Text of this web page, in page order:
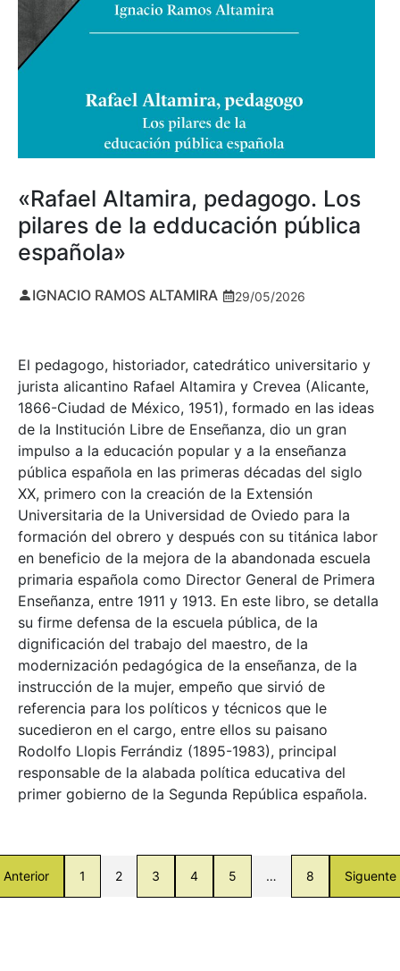
«Rafael Altamira, pedagogo. Los
pilares de la edducación pública
española»
IGNACIO RAMOS ALTAMIRA 29/05/2026
El pedagogo, historiador, catedrático universitario y
jurista alicantino Rafael Altamira y Crevea (Alicante,
1866-Ciudad de México, 1951), formado en las ideas
de la Institución Libre de Enseñanza, dio un gran
impulso a la educación popular y a la enseñanza
pública española en las primeras décadas del siglo
XX, primero con la creación de la Extensión
Universitaria de la Universidad de Oviedo para la
formación del obrero y después con su titánica labor
en beneficio de la mejora de la abandonada escuela
primaria española como Director General de Primera
Enseñanza, entre 1911 y 1913. En este libro, se detalla
su firme defensa de la escuela pública, de la
dignificación del trabajo del maestro, de la
modernización pedagógica de la enseñanza, de la
instrucción de la mujer, empeño que sirvió de
referencia para los políticos y técnicos que le
sucedieron en el cargo, entre ellos su paisano
Rodolfo Llopis Ferrándiz (1895-1983), principal
responsable de la alabada política educativa del
primer gobierno de la Segunda República española.
Anterior 1 2 3 4 5 … 8 Siguente